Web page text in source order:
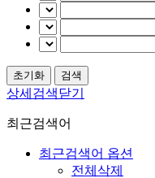
상세검색닫기
최근검색어
최근검색어 옵션
전체삭제